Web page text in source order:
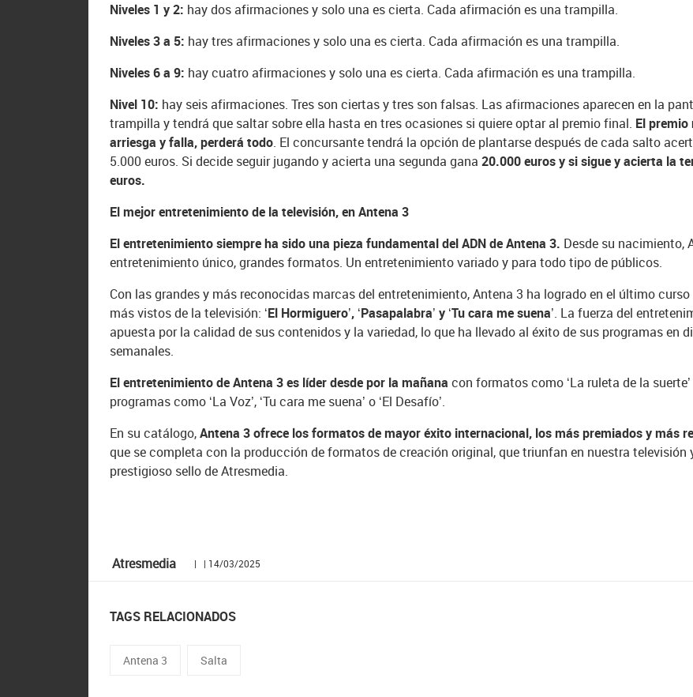
Niveles 1 y 2: hay dos afirmaciones y solo una es cierta. Cada afirmación es una trampilla.
Niveles 3 a 5: hay tres afirmaciones y solo una es cierta. Cada afirmación es una trampilla.
Niveles 6 a 9: hay cuatro afirmaciones y solo una es cierta. Cada afirmación es una trampilla.
Nivel 10: hay seis afirmaciones. Tres son ciertas y tres son falsas. Las afirmaciones aparecen en la
trampilla y tendrá que saltar sobre ella hasta en tres ocasiones si quiere optar al premio final. El
arriesga y falla, perderá todo. El concursante tendrá la opción de plantarse después de cada salto
5.000 euros. Si decide seguir jugando y acierta una segunda gana20.000 euros y si sigue y acierta la
euros.
El mejor entretenimiento de la televisión, en Antena 3
El entretenimiento siempre ha sido una pieza fundamental del ADN de Antena 3. Desde su nacimiento,
entretenimiento único, grandes formatos. Un entretenimiento variado y para todo tipo de públicos.
Con las grandes y más reconocidas marcas del entretenimiento, Antena 3 ha logrado en el último
más vistos de la televisión: ‘El Hormiguero’, ‘Pasapalabra’ y ‘Tu cara me suena’. La fuerza del
apuesta por la calidad de sus contenidos y la variedad, lo que ha llevado al éxito de sus programas en
semanales.
El entretenimiento de Antena 3 es líder desde por la mañanacon formatos como ‘La ruleta de la
programas como ‘La Voz’, ‘Tu cara me suena’ o ‘El Desafío’.
En su catálogo,Antena 3 ofrece los formatos de mayor éxito internacional, los más premiados y más
que se completa con la producción de formatos de creación original, que triunfan en nuestra televisión
prestigioso sello de Atresmedia.
Atresmedia | | 14/03/2025
TAGS RELACIONADOS
Antena 3 Salta